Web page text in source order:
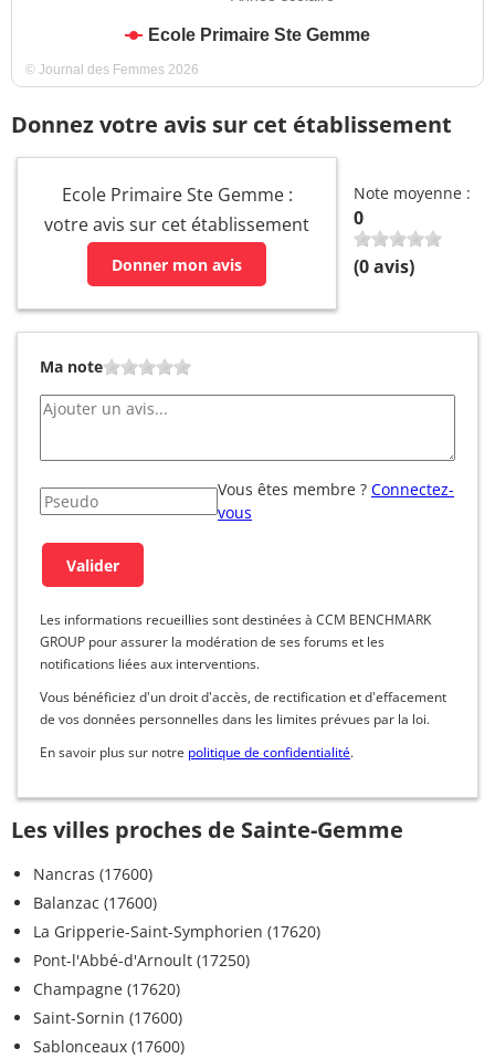
Ecole Primaire Ste Gemme
© Journal des Femmes 2026
Donnez votre avis sur cet établissement
Ecole Primaire Ste Gemme :
votre avis sur cet établissement
Donner mon avis
Note moyenne :
0
(0avis)
Ma note
Vous êtes membre ? Connectez-
vous
Les informations recueillies sont destinées à CCM BENCHMARK
GROUP pour assurer la modération de ses forums et les
notifications liées aux interventions.
Vous bénéficiez d'un droit d'accès, de rectification et d'effacement
de vos données personnelles dans les limites prévues par la loi.
En savoir plus sur notre politique de confidentialité.
Les villes proches de Sainte-Gemme
Nancras (17600)
Balanzac (17600)
La Gripperie-Saint-Symphorien (17620)
Pont-l'Abbé-d'Arnoult (17250)
Champagne (17620)
Saint-Sornin (17600)
Sablonceaux (17600)